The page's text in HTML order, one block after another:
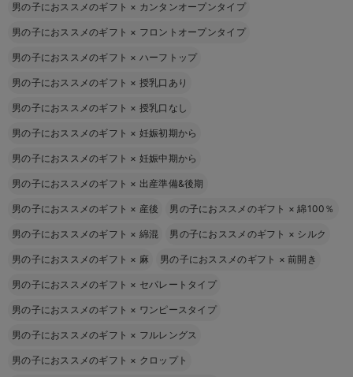
男の子におススメのギフト × カンタンオープンタイプ
男の子におススメのギフト × フロントオープンタイプ
男の子におススメのギフト × ハーフトップ
男の子におススメのギフト × 授乳口あり
男の子におススメのギフト × 授乳口なし
男の子におススメのギフト × 妊娠初期から
男の子におススメのギフト × 妊娠中期から
男の子におススメのギフト × 出産準備&後期
男の子におススメのギフト × 産後 男の子におススメのギフト ×綿100％
男の子におススメのギフト × 綿混 男の子におススメのギフト × シルク
男の子におススメのギフト × 麻 男の子におススメのギフト ×前開き
男の子におススメのギフト × セパレートタイプ
男の子におススメのギフト × ワンピースタイプ
男の子におススメのギフト × フルレングス
男の子におススメのギフト × クロップト